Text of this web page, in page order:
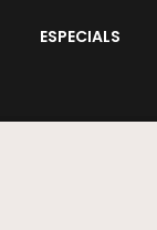
ESPECIALS